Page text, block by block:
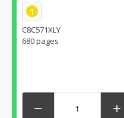
1
C8C571XLY
680 pages
 